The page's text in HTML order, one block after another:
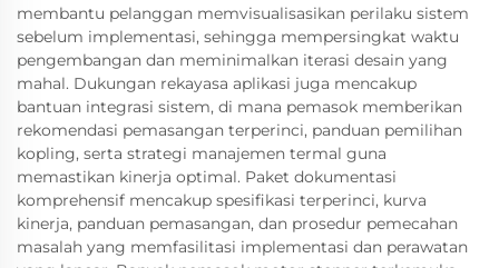
membantu pelanggan memvisualisasikan perilaku sistem
sebelum implementasi, sehingga mempersingkat waktu
pengembangan dan meminimalkan iterasi desain yang
mahal. Dukungan rekayasa aplikasi juga mencakup
bantuan integrasi sistem, di mana pemasok memberikan
rekomendasi pemasangan terperinci, panduan pemilihan
kopling, serta strategi manajemen termal guna
memastikan kinerja optimal. Paket dokumentasi
komprehensif mencakup spesifikasi terperinci, kurva
kinerja, panduan pemasangan, dan prosedur pemecahan
masalah yang memfasilitasi implementasi dan perawatan